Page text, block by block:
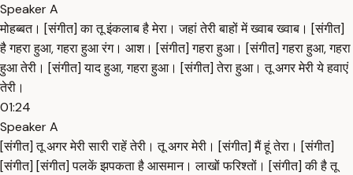
Speaker A
मोहब्बत। [संगीत] का तू इंकलाब है मेरा। जहां तेरी बाहों में ख्वाब ख्वाब। [संगीत]
है गहरा हुआ, गहरा हुआ रंग। आश। [संगीत] गहरा हुआ। [संगीत] गहरा हुआ, गहरा
हुआ तेरी। [संगीत] याद हुआ, गहरा हुआ। [संगीत] तेरा हुआ। तू अगर मेरी ये हवाएं
तेरी।
01:24
Speaker A
[संगीत] तू अगर मेरी सारी राहें तेरी। तू अगर मेरी। [संगीत] मैं हूं तेरा। [संगीत]
[संगीत] [संगीत] पलकें झपकता है आसमान। लाखों फरिश्तों। [संगीत] की है तू